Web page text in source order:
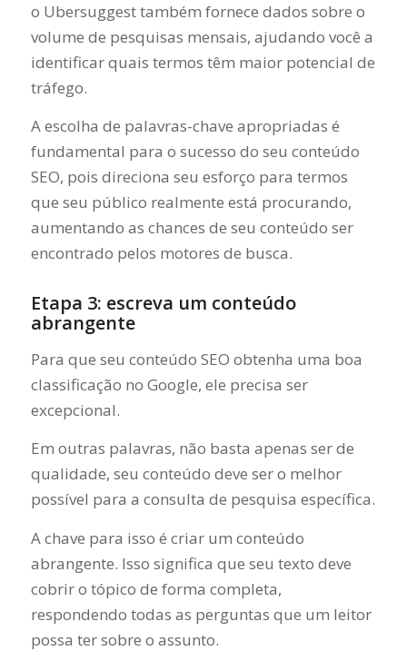
o Ubersuggest também fornece dados sobre o
volume de pesquisas mensais, ajudando você a
identificar quais termos têm maior potencial de
tráfego.
A escolha de palavras-chave apropriadas é
fundamental para o sucesso do seu conteúdo
SEO, pois direciona seu esforço para termos
que seu público realmente está procurando,
aumentando as chances de seu conteúdo ser
encontrado pelos motores de busca.
Etapa 3: escreva um conteúdo
abrangente
Para que seu conteúdo SEO obtenha uma boa
classificação no Google, ele precisa ser
excepcional.
Em outras palavras, não basta apenas ser de
qualidade, seu conteúdo deve ser o melhor
possível para a consulta de pesquisa específica.
A chave para isso é criar um conteúdo
abrangente. Isso significa que seu texto deve
cobrir o tópico de forma completa,
respondendo todas as perguntas que um leitor
possa ter sobre o assunto.